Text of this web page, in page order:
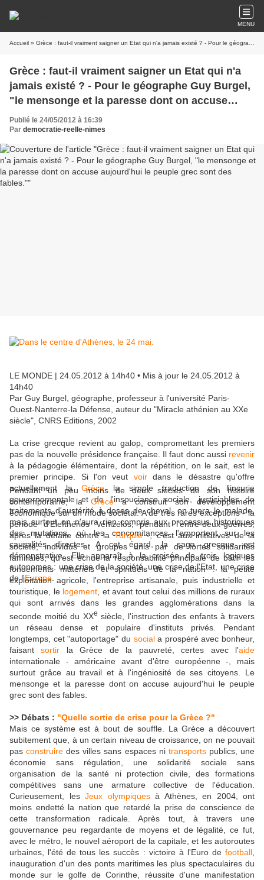
MENU
Accueil » Grèce : faut-il vraiment saigner un Etat qui n'a jamais existé ? - Pour le géographe Guy Burgel, "le mensonge et la paresse dont on accuse aujourd'hui le peuple grec sont des fables."
Grèce : faut-il vraiment saigner un Etat qui n'a
jamais existé ? - Pour le géographe Guy Burgel,
"le mensonge et la paresse dont on accuse
aujourd'hui le peuple grec sont des fables."
Publié le 24/05/2012 à 16:39
Par democratie-reelle-nimes
LE MONDE | 24.05.2012 à 14h40 • Mis à jour le 24.05.2012 à
14h40
Par Guy Burgel, géographe, professeur à l'université Paris-
Ouest-Nanterre-la Défense, auteur du "Miracle athénien au XXe
siècle", CNRS Editions, 2002
La crise grecque revient au galop, compromettant les premiers
pas de la nouvelle présidence française. Il faut donc aussi revenir
à la pédagogie élémentaire, dont la répétition, on le sait, est le
premier principe. Si l'on veut voirdans le désastre qu'offre
actuellement laGrècela simple traduction de l'incurie
gouvernementale et de l'insouciance sociale, justiciables de
traitements d'austérité à doses de cheval, on tuera le malade,
mais surtout on n'aura rien compris aux processus historiques
des mutations, où les concomitances l'emportent sur les
causalités directes. A cet égard, la saga grecque est
démonstrative. Elle apparaît à la croisée de trois logiques
autonomes : une crise de la société, une crise de l'Etat, une crise
de l'Europe
Pendant un peu moins de deux siècles de son histoire
contemporaine, la Grècea construit son développement
économique sur un mode sociétal. A de très rares exceptions - la
période d'Elefthérios Venizélos, pendant l'entre-deux-guerres,
après la défaite contre laTurquie-, c'est aux initiatives de la
société, individus et groupes unis par de fortes solidarités
familiales, qu'est échue la responsabilité principale de bâtir les
fondements matériels et spirituels de la nation : la petite
exploitation agricole, l'entreprise artisanale, puis industrielle et
touristique, le logement , et avant tout celui des millions de ruraux
qui sont arrivés dans les grandes agglomérations dans la
seconde moitié du XXe siècle, l'instruction des enfants à travers
un réseau dense et populaire d'instituts privés. Pendant
longtemps, cet "autoportage" du sociala prospéré avec bonheur,
faisantsortir la Grèce de la pauvreté, certes avec l'aide
internationale - américaine avant d'être européenne -, mais
surtout grâce au travail et à l'ingéniosité de ses citoyens. Le
mensonge et la paresse dont on accuse aujourd'hui le peuple
grec sont des fables.
>> Débats : "Quelle sortie de crise pour la Grèce ?"
Mais ce système est à bout de souffle. La Grèce a découvert
subitement que, à un certain niveau de croissance, on ne pouvait
pasconstruire des villes sans espaces ni transportspublics, une
économie sans régulation, une solidarité sociale sans
organisation de la santé ni protection civile, des formations
compétitives sans une armature collective de l'éducation.
Curieusement, les Jeux olympiquesà Athènes, en 2004, ont
moins endetté la nation que retardé la prise de conscience de
cette transformation radicale. Après tout, à travers une
gouvernance peu regardante de moyens et de légalité, ce fut,
avec le métro, le nouvel aéroport de la capitale, et les autoroutes
urbaines, l'été de tous les succès : victoire à l'Euro de football
inauguration d'un des ponts maritimes les plus spectaculaires du
monde sur le golfe de Corinthe, réussite d'une manifestation